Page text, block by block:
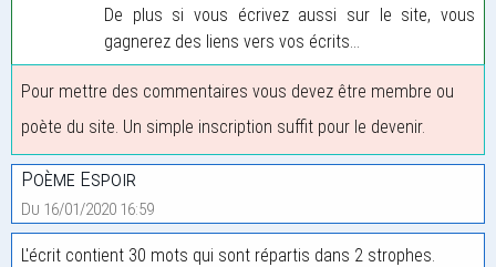
De plus si vous écrivez aussi sur le site, vous
gagnerez des liens vers vos écrits...
Pour mettre des commentaires vous devez être membre ou
poète du site. Un simple inscription suffit pour le devenir.
Poème Espoir
Du 16/01/2020 16:59
L'écrit contient 30 mots qui sont répartis dans 2 strophes.